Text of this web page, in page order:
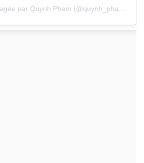
Une publication partagée par Quynh Pham (@quynh_pham_bluesnote)